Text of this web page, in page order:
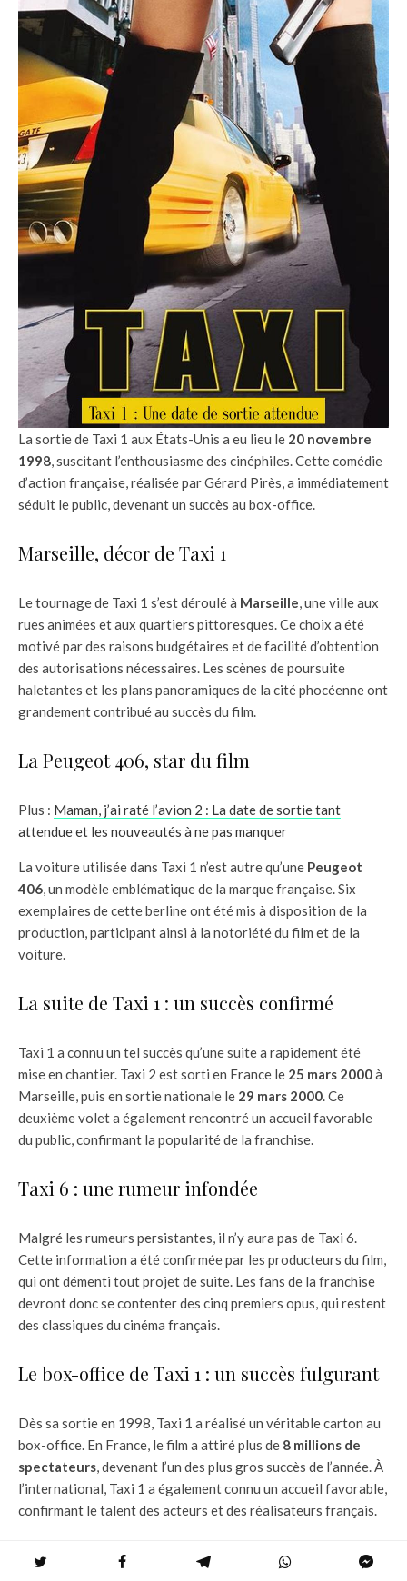
La sortie de Taxi 1 aux États-Unis a eu lieu le 20 novembre
1998, suscitant l’enthousiasme des cinéphiles. Cette comédie
d’action française, réalisée par Gérard Pirès, a immédiatement
séduit le public, devenant un succès au box-office.
Marseille, décor de Taxi 1
Le tournage de Taxi 1 s’est déroulé à Marseille, une ville aux
rues animées et aux quartiers pittoresques. Ce choix a été
motivé par des raisons budgétaires et de facilité d’obtention
des autorisations nécessaires. Les scènes de poursuite
haletantes et les plans panoramiques de la cité phocéenne ont
grandement contribué au succès du film.
La Peugeot 406, star du film
Plus : Maman, j’ai raté l’avion 2 : La date de sortie tant
attendue et les nouveautés à ne pas manquer
La voiture utilisée dans Taxi 1 n’est autre qu’une Peugeot
406, un modèle emblématique de la marque française. Six
exemplaires de cette berline ont été mis à disposition de la
production, participant ainsi à la notoriété du film et de la
voiture.
La suite de Taxi 1 : un succès confirmé
Taxi 1 a connu un tel succès qu’une suite a rapidement été
mise en chantier. Taxi 2 est sorti en France le 25 mars 2000à
Marseille, puis en sortie nationale le 29 mars 2000. Ce
deuxième volet a également rencontré un accueil favorable
du public, confirmant la popularité de la franchise.
Taxi 6 : une rumeur infondée
Malgré les rumeurs persistantes, il n’y aura pas de Taxi 6.
Cette information a été confirmée par les producteurs du film,
qui ont démenti tout projet de suite. Les fans de la franchise
devront donc se contenter des cinq premiers opus, qui restent
des classiques du cinéma français.
Le box-office de Taxi 1 : un succès fulgurant
Dès sa sortie en 1998, Taxi 1 a réalisé un véritable carton au
box-office. En France, le film a attiré plus de 8 millions de
spectateurs, devenant l’un des plus gros succès de l’année. À
l’international, Taxi 1 a également connu un accueil favorable,
confirmant le talent des acteurs et des réalisateurs français.
Fiche technique de Taxi 1